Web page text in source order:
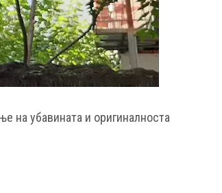
на убавината и оригиналноста